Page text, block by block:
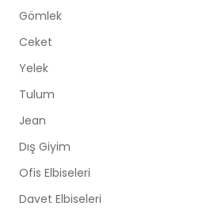
Gömlek
Ceket
Yelek
Tulum
Jean
Dış Giyim
Ofis Elbiseleri
Davet Elbiseleri